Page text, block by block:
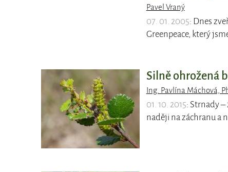
Pavel Vraný
07. 01. 2005: Dnes
Greenpeace, který
Silně ohrožená
Ing. Pavlína Máchová,
01. 10. 2015: Strnady –
naději na záchranu a